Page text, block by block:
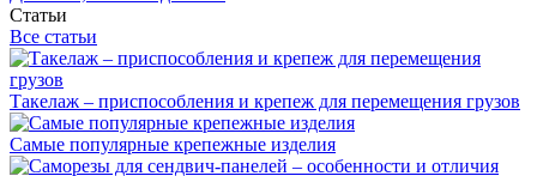
Статьи
Все статьи
Такелаж – приспособления и крепеж для перемещения грузов
Самые популярные крепежные изделия